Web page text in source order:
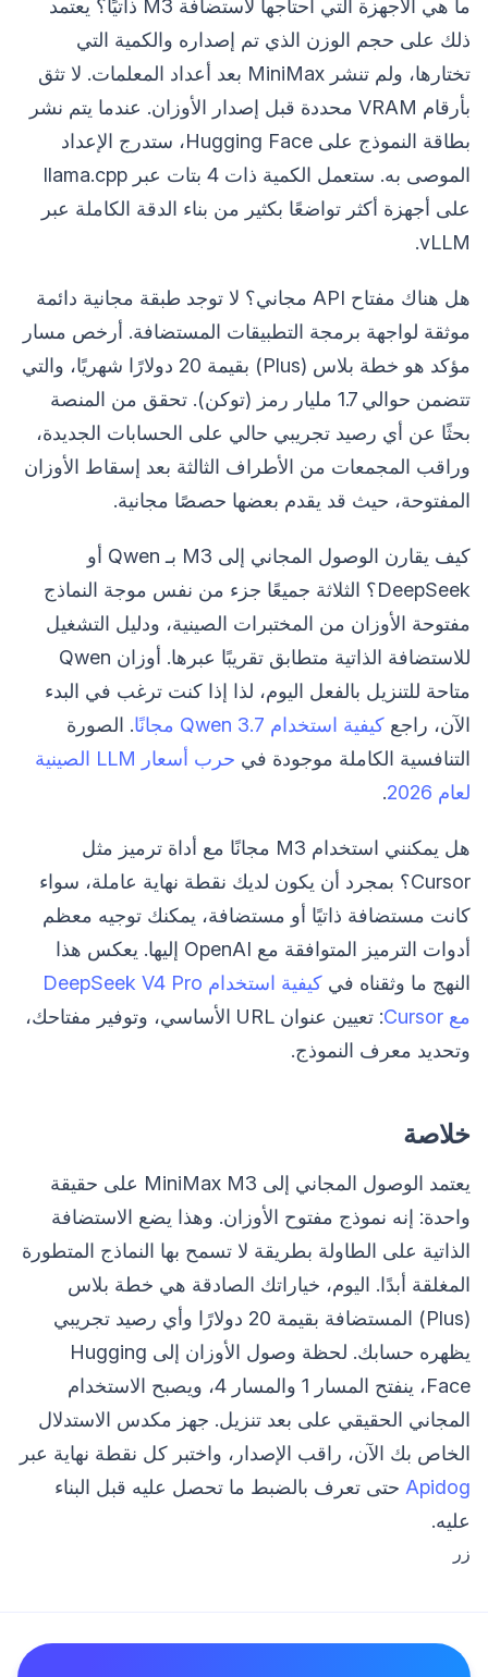
ما هي الأجهزة التي أحتاجها لاستضافة M3 ذاتيًا؟ يعتمد
ذلك على حجم الوزن الذي تم إصداره والكمية التي
تختارها، ولم تنشر MiniMax بعد أعداد المعلمات. لا تثق
بأرقام VRAM محددة قبل إصدار الأوزان. عندما يتم نشر
بطاقة النموذج على Hugging Face، ستدرج الإعداد
الموصى به. ستعمل الكمية ذات 4 بتات عبر llama.cpp
على أجهزة أكثر تواضعًا بكثير من بناء الدقة الكاملة عبر
vLLM.
هل هناك مفتاح API مجاني؟ لا توجد طبقة مجانية دائمة
موثقة لواجهة برمجة التطبيقات المستضافة. أرخص مسار
مؤكد هو خطة بلاس (Plus) بقيمة 20 دولارًا شهريًا، والتي
تتضمن حوالي 1.7 مليار رمز (توكن). تحقق من المنصة
بحثًا عن أي رصيد تجريبي حالي على الحسابات الجديدة،
وراقب المجمعات من الأطراف الثالثة بعد إسقاط الأوزان
المفتوحة، حيث قد يقدم بعضها حصصًا مجانية.
كيف يقارن الوصول المجاني إلى M3 بـ Qwen أو
DeepSeek؟ الثلاثة جميعًا جزء من نفس موجة النماذج
مفتوحة الأوزان من المختبرات الصينية، ودليل التشغيل
للاستضافة الذاتية متطابق تقريبًا عبرها. أوزان Qwen
متاحة للتنزيل بالفعل اليوم، لذا إذا كنت ترغب في البدء
الآن، راجع كيفية استخدام Qwen 3.7 مجانًا
. الصورة
التنافسية الكاملة موجودة في
حرب أسعار LLM الصينية
لعام 2026
.
هل يمكنني استخدام M3 مجانًا مع أداة ترميز مثل
Cursor؟ بمجرد أن يكون لديك نقطة نهاية عاملة، سواء
كانت مستضافة ذاتيًا أو مستضافة، يمكنك توجيه معظم
أدوات الترميز المتوافقة مع OpenAI إليها. يعكس هذا
النهج ما وثقناه في
كيفية استخدام DeepSeek V4 Pro
مع Cursor
: تعيين عنوان URL الأساسي، وتوفير مفتاحك،
وتحديد معرف النموذج.
خلاصة
يعتمد الوصول المجاني إلى MiniMax M3 على حقيقة
واحدة: إنه نموذج مفتوح الأوزان. وهذا يضع الاستضافة
الذاتية على الطاولة بطريقة لا تسمح بها النماذج المتطورة
المغلقة أبدًا. اليوم، خياراتك الصادقة هي خطة بلاس
(Plus) المستضافة بقيمة 20 دولارًا وأي رصيد تجريبي
يظهره حسابك. لحظة وصول الأوزان إلى Hugging
Face، ينفتح المسار 1 والمسار 4، ويصبح الاستخدام
المجاني الحقيقي على بعد تنزيل. جهز مكدس الاستدلال
الخاص بك الآن، راقب الإصدار، واختبر كل نقطة نهاية عبر
Apidog حتى تعرف بالضبط ما تحصل عليه قبل البناء
عليه.
زر